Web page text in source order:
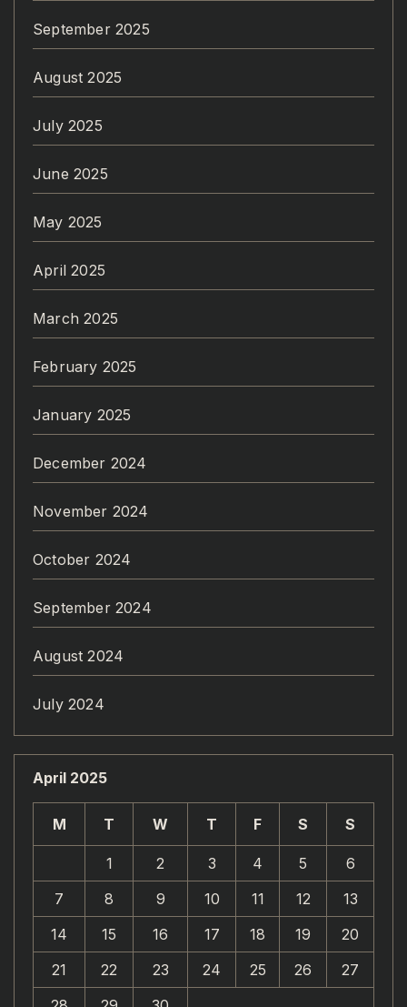
September 2025
August 2025
July 2025
June 2025
May 2025
April 2025
March 2025
February 2025
January 2025
December 2024
November 2024
October 2024
September 2024
August 2024
July 2024
April 2025
M T W T F S S
1 2 3 4 5
6
7
8 9 10 11 12
13
14
15 16 17 18 19
20
21
22 23 24 25 26
27